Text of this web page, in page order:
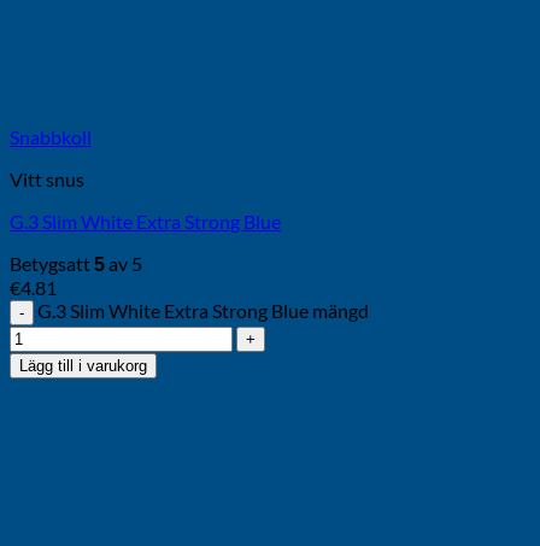
Snabbkoll
Vitt snus
G.3 Slim White Extra Strong Blue
Betygsatt5av 5
€4.81
G.3 Slim White Extra Strong Blue mängd
Lägg till i varukorg